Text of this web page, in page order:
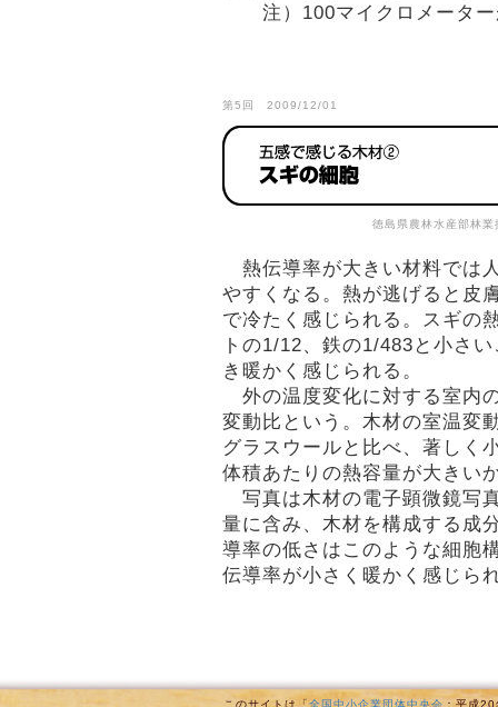
注）100マイクロメーター
第5回 2009/12/01
徳島県農林水産部林
熱伝導率が大きい材料では
やすくなる。熱が逃げると皮
で冷たく感じられる。スギの
トの1/12、鉄の1/483と小さ
き暖かく感じられる。
外の温度変化に対する室内
変動比という。木材の室温変
グラスウールと比べ、著しく
体積あたりの熱容量が大きい
写真は木材の電子顕微鏡写
量に含み、木材を構成する成
導率の低さはこのような細胞
伝導率が小さく暖かく感じら
このサイトは「全国中小企業団体中央会 ：平成